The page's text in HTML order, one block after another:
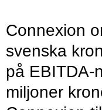
Connexion
svenska
på EBITDA-
miljoner